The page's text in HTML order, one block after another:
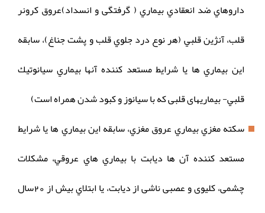
داروهاي ضد انعقادي بيماري ( گرفتگی و انسداد)عروق كرونر
قلب، آنژين قلبي (هر نوع درد جلوي قلب و پشت جناغ)، سابقه
اين بيماري ها يا شرايط مستعد كننده آنها بيماري سيانوتيك
قلبي- بیماریهای قلبی که با سیانوز و کبود شدن همراه است)
سكته مغزي بيماري عروق مغزي، سابقه اين بيماري ها يا شرايط
مستعد كننده آن ها ديابت با بيماري هاي عروقي، مشکلات
چشمی، کلیوی و عصبی ناشی از دیابت، يا ابتلاي بيش از 20سال